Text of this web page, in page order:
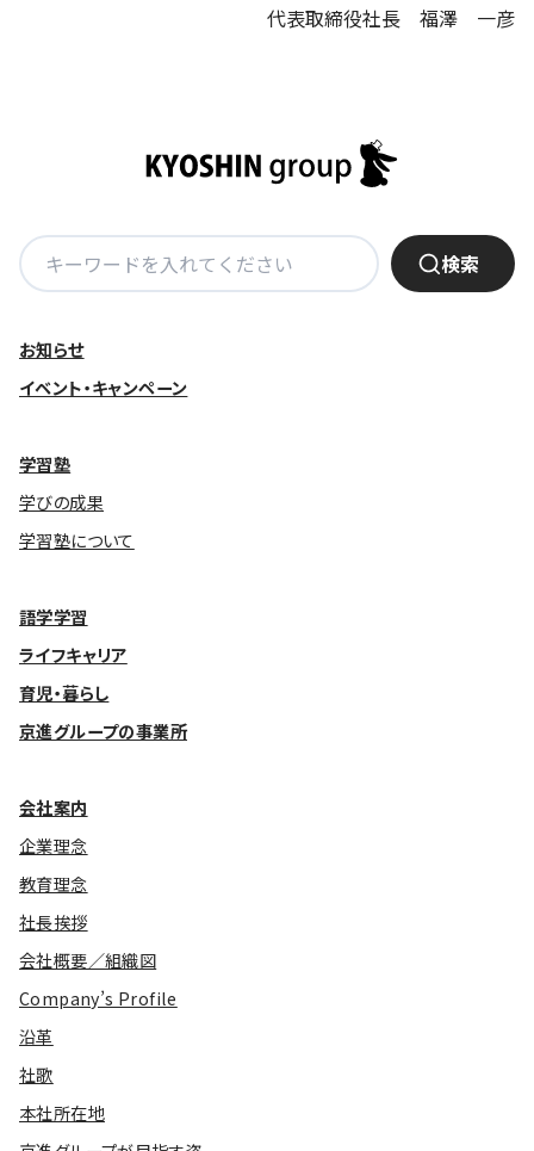
メッセージアーカイブス
代表取締役社長 福澤 一彦
検
索:
検索
お知らせ
イベント・キャンペーン
学習塾
学びの成果
学習塾について
語学学習
ライフキャリア
育児・暮らし
京進グループの事業所
会社案内
企業理念
教育理念
社長挨拶
会社概要／組織図
Company’s Profile
沿革
社歌
本社所在地